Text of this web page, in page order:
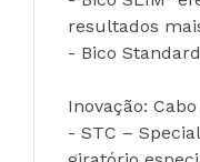
resultados
- Bico Standard
Inovação:
- STC –